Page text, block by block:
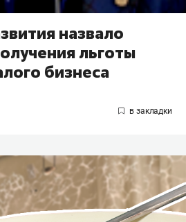
назвало
льготы
бизнеса